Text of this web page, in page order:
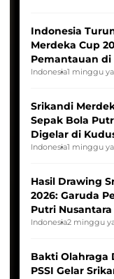
Indonesia
Merdeka Cup
Pemantauan di
League
Indonesia1 minggu
Srikandi
Sepak Bola
Digelar di
Indonesia1 minggu
Hasil Drawing
2026: Garuda
Putri
Indonesia2 minggu
Bakti Olahraga
PSSI Gelar